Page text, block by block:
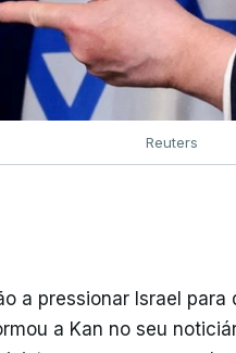
Reuters
a pressionar Israel
a Kan no seu